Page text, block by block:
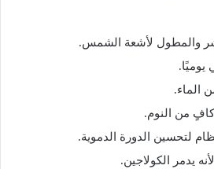
والمطول لأشعة الشمس.
الماء.
من النوم.
لتحسين الدورة الدموية.
يدمر الكولاجين.